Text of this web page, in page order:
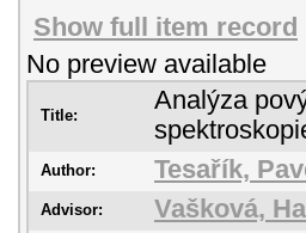
Show full item record
No preview available
Title:
Analýza
Author: Tesařík,
Advisor: Vašková,